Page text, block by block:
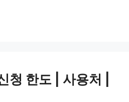
청 한도 | 사용처 |